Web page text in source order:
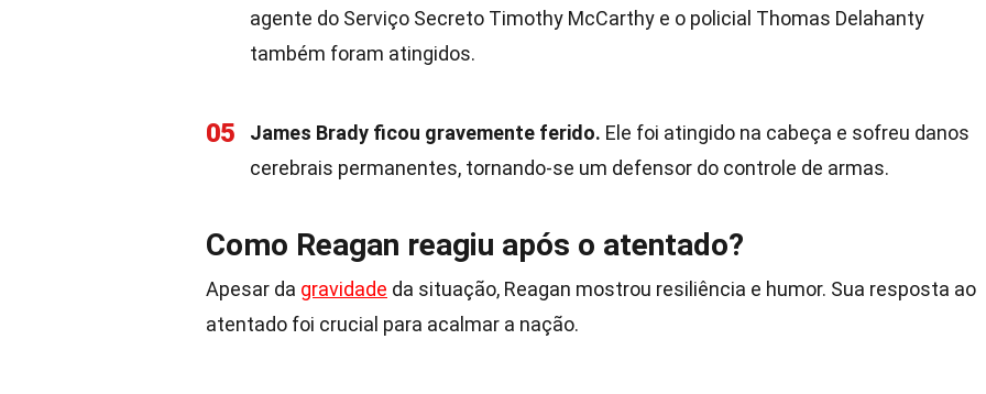
agente do Serviço Secreto Timothy McCarthy e o policial Thomas Delahanty
também foram atingidos.
05 James Brady ficou gravemente ferido. Ele foi atingido na cabeça e sofreu danos
cerebrais permanentes, tornando-se um defensor do controle de armas.
Como Reagan reagiu após o atentado?
Apesar da gravidade da situação, Reagan mostrou resiliência e humor. Sua resposta ao
atentado foi crucial para acalmar a nação.